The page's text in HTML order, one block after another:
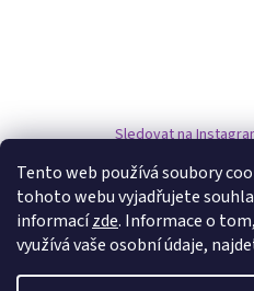
Tento web používá soubory
tohoto webu vyjadřujete
informacízde. Informace o
využívá vaše osobní údaje,
Sledovat na